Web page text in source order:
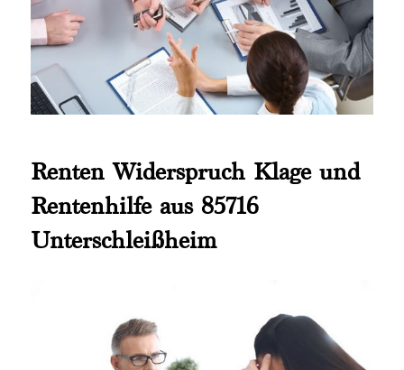
Renten Widerspruch Klage und
Rentenhilfe aus 85716
Unterschleißheim